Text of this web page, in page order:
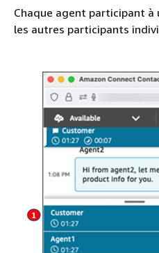
Chaque agent participant
les autres participants